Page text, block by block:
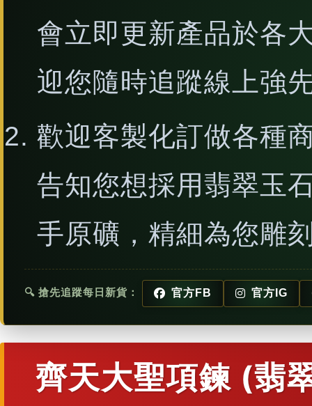
會立即更新產品於各
迎您隨時追蹤線上強
歡迎客製化訂做各種
告知您想採用翡翠玉
手原礦，精細為您雕
🔍 搶先追蹤每日新貨： 官方FB 官方IG
齊天大聖項鍊 (翡